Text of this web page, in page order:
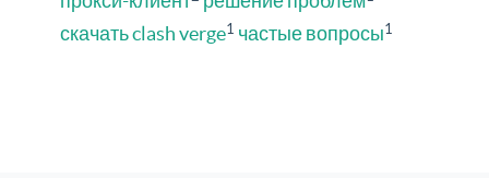
скачать clash verge1 частые вопросы1